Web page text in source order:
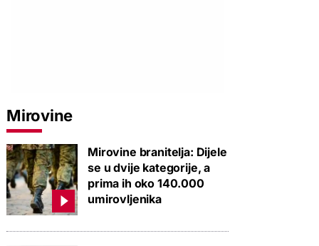
Mirovine
Mirovine branitelja: Dijele
se u dvije kategorije, a
prima ih oko 140.000
umirovljenika